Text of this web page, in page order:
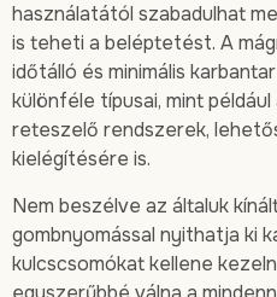
használatától szabadulhat
is teheti a beléptetést. A
időtálló és minimális
különféle típusai, mint
reteszelő rendszerek,
kielégítésére is.
Nem beszélve az általuk
gombnyomással nyithatja ki
kulcscsomókat kellene